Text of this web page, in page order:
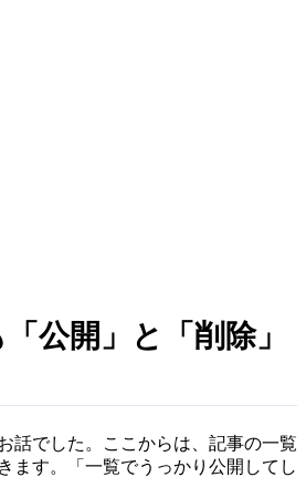
公開」と「削除」
話でした。ここからは、記事の一覧
ます。「一覧でうっかり公開してし